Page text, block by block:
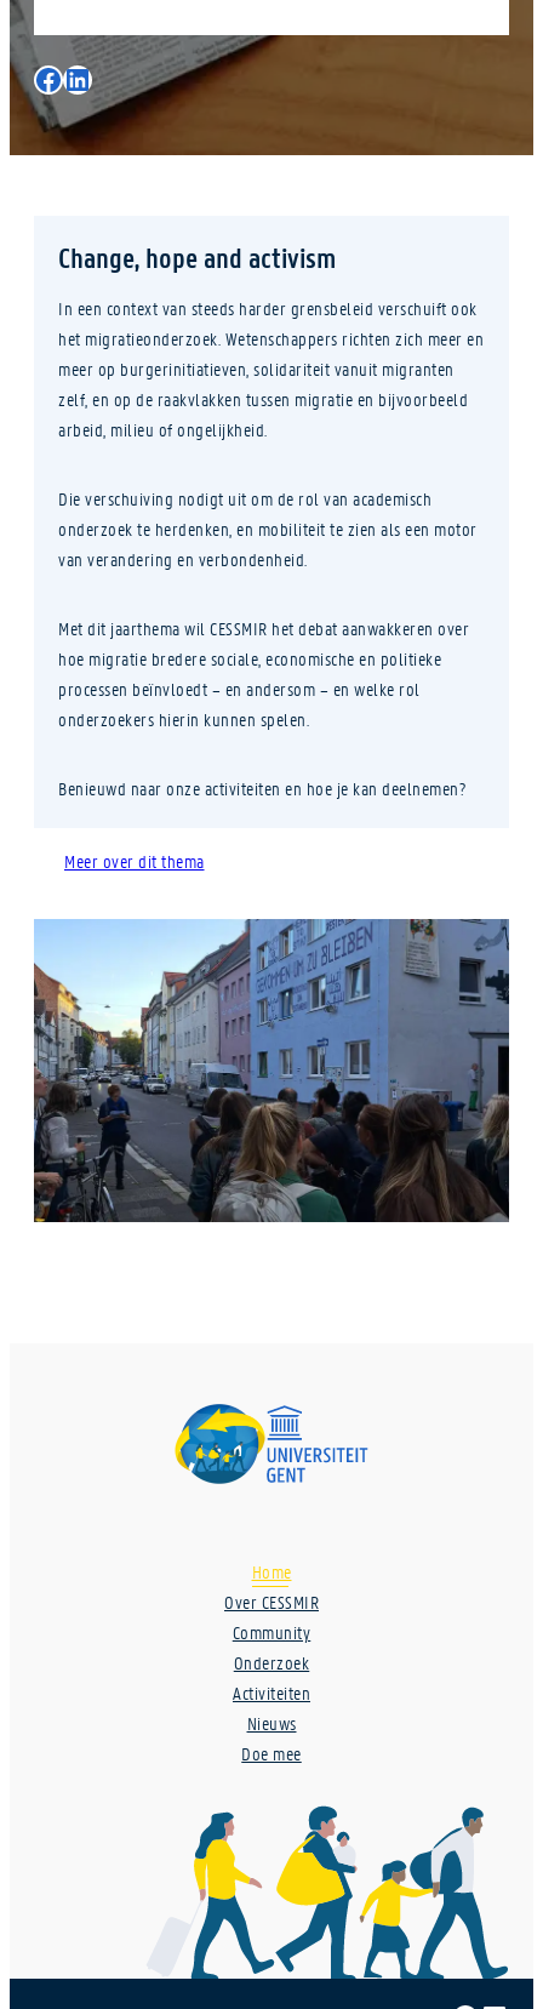
Facebook
LinkedIn
Change, hope and activism
In een context van steeds harder grensbeleid verschuift ook
het migratieonderzoek. Wetenschappers richten zich meer en
meer op burgerinitiatieven, solidariteit vanuit migranten
zelf, en op de raakvlakken tussen migratie en bijvoorbeeld
arbeid, milieu of ongelijkheid.
Die verschuiving nodigt uit om de rol van academisch
onderzoek te herdenken, en mobiliteit te zien als een motor
van verandering en verbondenheid.
Met dit jaarthema wil CESSMIR het debat aanwakkeren over
hoe migratie bredere sociale, economische en politieke
processen beïnvloedt – en andersom – en welke rol
onderzoekers hierin kunnen spelen.
Benieuwd naar onze activiteiten en hoe je kan deelnemen?
Meer over dit thema
Home
Over CESSMIR
Community
Onderzoek
Activiteiten
Nieuws
Doe mee